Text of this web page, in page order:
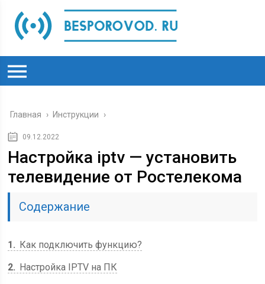
Главная › Инструкции ›
09.12.2022
Настройка iptv — установить
телевидение от Ростелекома
Содержание
1
Как подключить функцию?
2
Настройка IPTV на ПК